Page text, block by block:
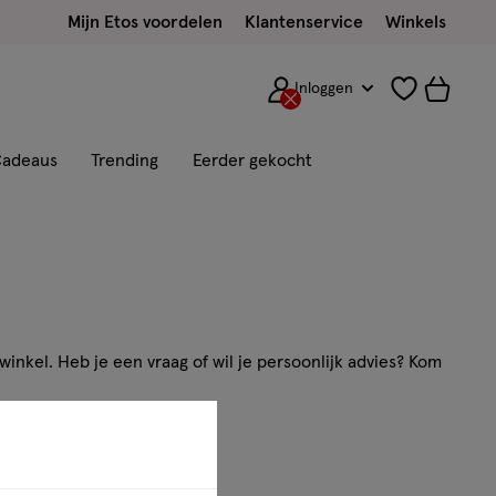
Mijn Etos voordelen Klantenservice Winkels
Inloggen
Trending Eerder gekocht
Heb je een vraag of wil je persoonlijk advies? Kom